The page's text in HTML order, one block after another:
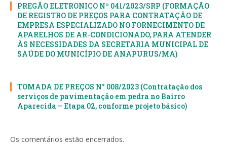
PREGÃO ELETRONICO Nº 041/2023/SRP (FORMAÇÃO
DE REGISTRO DE PREÇOS PARA CONTRATAÇÃO DE
EMPRESA ESPECIALIZADO NO FORNECIMENTO DE
APARELHOS DE AR-CONDICIONADO, PARA ATENDER
ÀS NECESSIDADES DA SECRETARIA MUNICIPAL DE
SAÚDE DO MUNICÍPIO DE ANAPURUS/MA)
TOMADA DE PREÇOS N° 008/2023 (Contratação dos
serviços de pavimentação em pedra no Bairro
Aparecida – Etapa 02, conforme projeto básico)
Os comentários estão encerrados.